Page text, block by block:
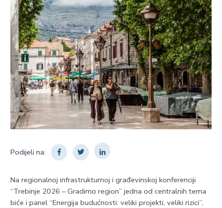
Podijeli na:
Na regionalnoj infrastrukturnoj i građevinskoj konferenciji
“Trebinje 2026 – Gradimo region” jedna od centralnih tema
biće i panel “Energija budućnosti: veliki projekti, veliki rizici”,